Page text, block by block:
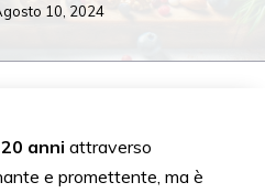
10, 2024
anni attraverso
e promettente, ma è